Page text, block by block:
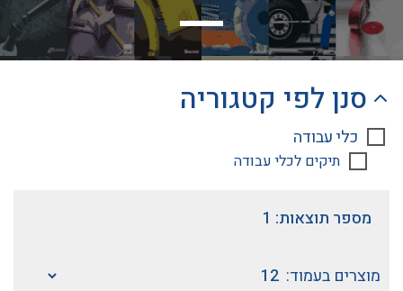
מספר תוצאות: 1
מוצרים בעמוד:
סנן לפי קטגוריה
כלי עבודה
תיקים לכלי עבודה